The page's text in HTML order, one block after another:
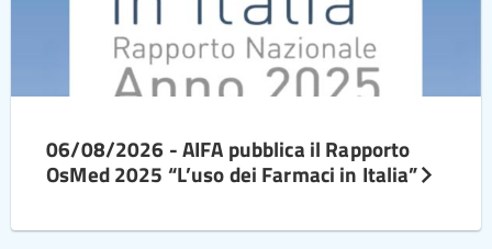
06/08/2026 - AIFA pubblica il Rapporto
OsMed 2025 “L’uso dei Farmaci in Italia”